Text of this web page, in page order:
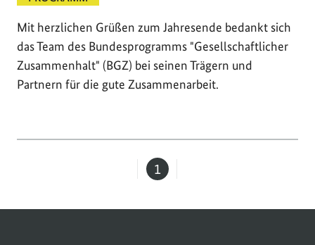
Mit herzlichen Grüßen zum Jahresende bedankt sich
das Team des Bundesprogramms "Gesellschaftlicher
Zusammenhalt" (BGZ) bei seinen Trägern und
Partnern für die gute Zusammenarbeit.
Seite
1